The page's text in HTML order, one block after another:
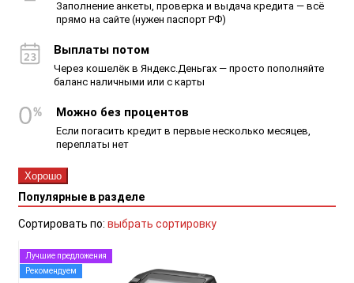
Заполнение анкеты, проверка и выдача кредита — всё
прямо на сайте (нужен паспорт РФ)
Выплаты потом
Через кошелёк в Яндекс.Деньгах — просто пополняйте
баланс наличными или с карты
Можно без процентов
Если погасить кредит в первые несколько месяцев,
переплаты нет
Хорошо
Популярные в разделе
Сортировать по: выбрать сортировку
Лучшие предложения
Рекомендуем